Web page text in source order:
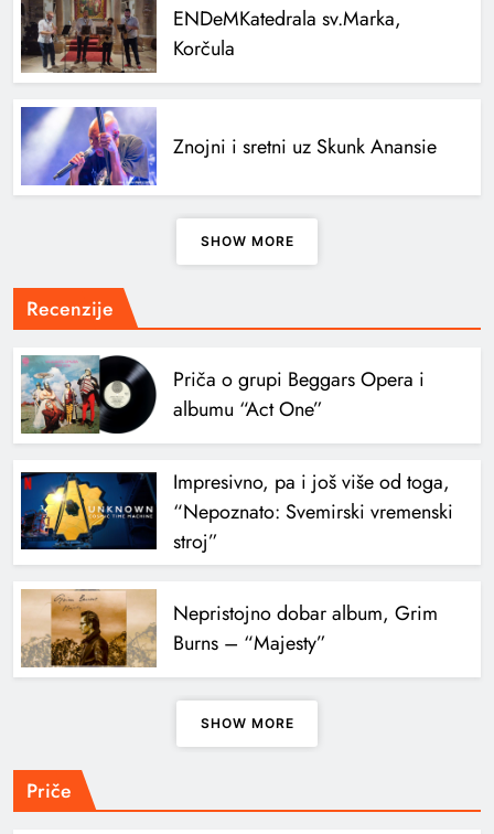
ENDeMKatedrala sv.Marka,
Korčula
Znojni i sretni uz Skunk Anansie
SHOW MORE
Recenzije
Priča o grupi Beggars Opera i
albumu “Act One”
Impresivno, pa i još više od toga,
“Nepoznato: Svemirski vremenski
stroj”
Nepristojno dobar album, Grim
Burns – “Majesty”
SHOW MORE
Priče